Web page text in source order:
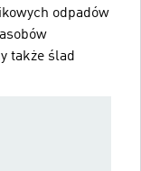
odpadów
także ślad